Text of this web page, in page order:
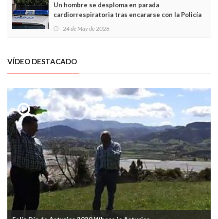
Un hombre se desploma en parada
cardiorrespiratoria tras encararse con la Policía
Local en Luanco
24 de May de 2026
VÍDEO DESTACADO